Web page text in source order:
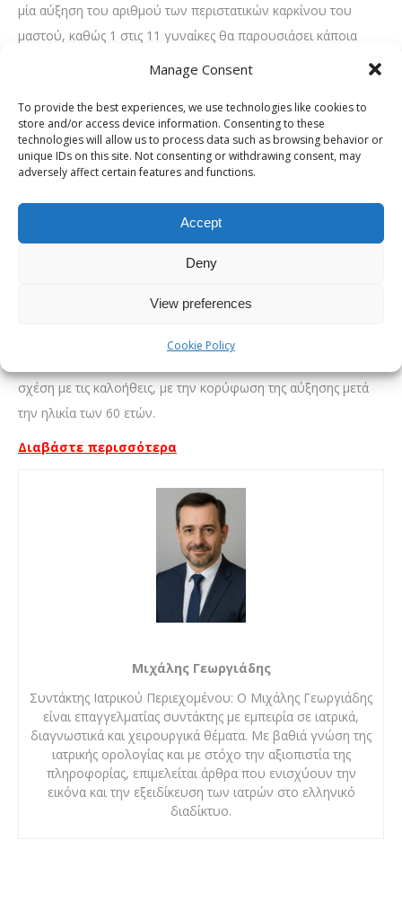
Manage Consent
To provide the best experiences, we use technologies like cookies to
store and/or access device information. Consenting to these
technologies will allow us to process data such as browsing behavior or
unique IDs on this site. Not consenting or withdrawing consent, may
adversely affect certain features and functions.
Accept
Deny
View preferences
Cookie Policy
μία αύξηση του αριθμού των περιστατικών καρκίνου του
μαστού, καθώς 1 στις 11 γυναίκες θα παρουσιάσει κάποια
χώρα μας τη χρονιά που πέρασε ήταν 4500. Το ευοίωνο
μήνυμα είναι ότι με τα σύγχρονα απεικονιστικά μέσα, η
διάγνωση πλέον γίνεται σε πρωιμότερα στάδια, όπου η
καλύτερη. Σε μικρότερες ηλικίες γυναικών, κάτω των 30 ετών,
οι παθήσεις του μαστού είναι συνήθως καλοήθεις (κύστεις,
ινοαδενώματα, μαστίτιδες). Στην ηλικιακή ομάδα των 30- 40
σχέση με το παρελθόν, παραμένει όμως σπάνια η διάγνωση
του καρκίνου του μαστού. Από την ηλικία των 45 ετών και
σχέση με τις καλοήθεις, με την κορύφωση της αύξησης μετά
την ηλικία των 60 ετών.
Διαβάστε περισσότερα
Μιχάλης Γεωργιάδης
Συντάκτης Ιατρικού Περιεχομένου: Ο Μιχάλης Γεωργιάδης
είναι επαγγελματίας συντάκτης με εμπειρία σε ιατρικά,
διαγνωστικά και χειρουργικά θέματα. Με βαθιά γνώση της
ιατρικής ορολογίας και με στόχο την αξιοπιστία της
πληροφορίας, επιμελείται άρθρα που ενισχύουν την
εικόνα και την εξειδίκευση των ιατρών στο ελληνικό
διαδίκτυο.